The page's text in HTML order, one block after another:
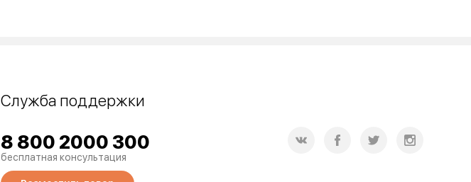
Служба поддержки
8 800 2000 300
бесплатная консультация